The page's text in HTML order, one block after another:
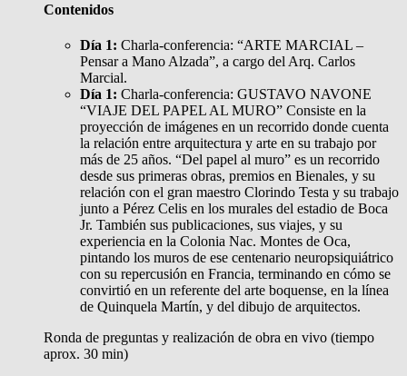
Contenidos
Día 1: Charla-conferencia: “ARTE MARCIAL –
Pensar a Mano Alzada”, a cargo del Arq. Carlos
Marcial.
Día 1: Charla-conferencia: GUSTAVO NAVONE
“VIAJE DEL PAPEL AL MURO” Consiste en la
proyección de imágenes en un recorrido donde cuenta
la relación entre arquitectura y arte en su trabajo por
más de 25 años. “Del papel al muro” es un recorrido
desde sus primeras obras, premios en Bienales, y su
relación con el gran maestro Clorindo Testa y su trabajo
junto a Pérez Celis en los murales del estadio de Boca
Jr. También sus publicaciones, sus viajes, y su
experiencia en la Colonia Nac. Montes de Oca,
pintando los muros de ese centenario neuropsiquiátrico
con su repercusión en Francia, terminando en cómo se
convirtió en un referente del arte boquense, en la línea
de Quinquela Martín, y del dibujo de arquitectos.
Ronda de preguntas y realización de obra en vivo (tiempo
aprox. 30 min)